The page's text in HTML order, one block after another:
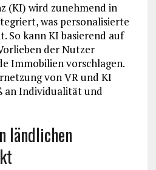
(KI) wird zunehmend in
was personalisierte
So kann KI basierend auf
der Nutzer
Immobilien vorschlagen.
von VR und KI
an Individualität und
ländlichen